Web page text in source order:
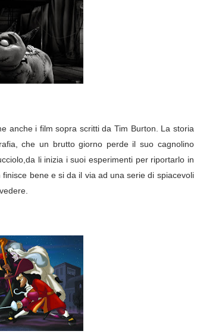
anche i film sopra scritti da Tim Burton. La storia
che un brutto giorno perde il suo cagnolino
li inizia i suoi esperimenti per riportarlo in
bene e si da il via ad una serie di spiacevoli